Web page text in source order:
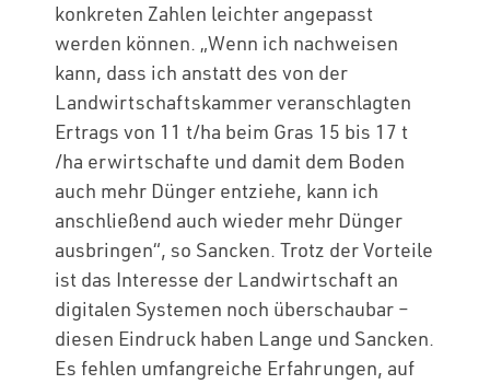
konkreten Zahlen leichter angepasst
werden können. „Wenn ich nachweisen
kann, dass ich anstatt des von der
Landwirtschaftskammer veranschlagten
Ertrags von 11 t/ha beim Gras 15 bis 17 t
/ha erwirtschafte und damit dem Boden
auch mehr Dünger entziehe, kann ich
anschließend auch wieder mehr Dünger
ausbringen“, so Sancken. Trotz der Vorteile
ist das Interesse der Landwirtschaft an
digitalen Systemen noch überschaubar –
diesen Eindruck haben Lange und Sancken.
Es fehlen umfangreiche Erfahrungen, auf